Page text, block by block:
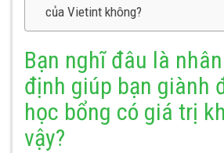
của Vietint không?
Bạn nghĩ đâu là
định giúp bạn giành
học bổng có giá trị
vậy?